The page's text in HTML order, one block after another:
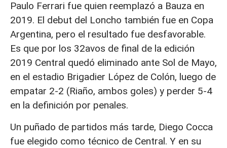
Paulo Ferrari fue quien reemplazó a Bauza en
2019. El debut del Loncho también fue en Copa
Argentina, pero el resultado fue desfavorable.
Es que por los 32avos de final de la edición
2019 Central quedó eliminado ante Sol de Mayo,
en el estadio Brigadier López de Colón, luego de
empatar 2-2 (Riaño, ambos goles) y perder 5-4
en la definición por penales.
Un puñado de partidos más tarde, Diego Cocca
fue elegido como técnico de Central. Y en su